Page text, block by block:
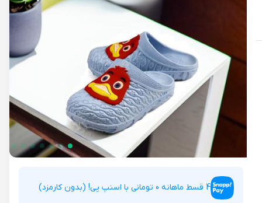
4 قسط ماهانه 0 تومانی با اسنپ پی! (بدون کارمزد)